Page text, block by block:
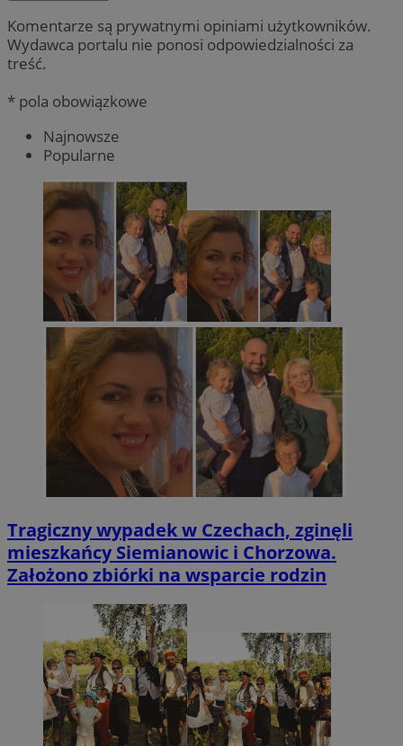
Komentarze są prywatnymi opiniami użytkowników.
Wydawca portalu nie ponosi odpowiedzialności za
treść.
* pola obowiązkowe
Najnowsze
Popularne
Tragiczny wypadek w Czechach, zginęli
mieszkańcy Siemianowic i Chorzowa.
Założono zbiórki na wsparcie rodzin